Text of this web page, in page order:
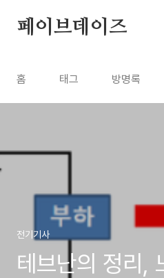
페이브데이즈
홈 태그 방명록
전기기사
테브난의 정리,